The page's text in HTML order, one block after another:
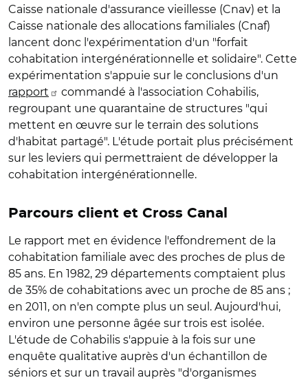
Caisse nationale d'assurance vieillesse (Cnav) et la
Caisse nationale des allocations familiales (Cnaf)
lancent donc l'expérimentation d'un "forfait
cohabitation intergénérationnelle et solidaire". Cette
expérimentation s'appuie sur le conclusions d'un
rapport
commandé à l'association Cohabilis,
regroupant une quarantaine de structures "qui
mettent en œuvre sur le terrain des solutions
d'habitat partagé". L'étude portait plus précisément
sur les leviers qui permettraient de développer la
cohabitation intergénérationnelle.
Parcours client et Cross Canal
Le rapport met en évidence l'effondrement de la
cohabitation familiale avec des proches de plus de
85 ans. En 1982, 29 départements comptaient plus
de 35% de cohabitations avec un proche de 85 ans ;
en 2011, on n'en compte plus un seul. Aujourd'hui,
environ une personne âgée sur trois est isolée.
L'étude de Cohabilis s'appuie à la fois sur une
enquête qualitative auprès d'un échantillon de
séniors et sur un travail auprès "d'organismes